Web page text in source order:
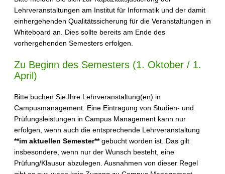
Lehrveranstaltungen am Institut für Informatik und der damit
einhergehenden Qualitätssicherung für die Veranstaltungen in
Whiteboard an. Dies sollte bereits am Ende des
vorhergehenden Semesters erfolgen.
Zu Beginn des Semesters (1. Oktober / 1.
April)
Bitte buchen Sie Ihre Lehrveranstaltung(en) in
Campusmanagement. Eine Eintragung von Studien- und
Prüfungsleistungen in Campus Management kann nur
erfolgen, wenn auch die entsprechende Lehrveranstaltung
**im aktuellen Semester**gebucht worden ist. Das gilt
insbesondere, wenn nur der Wunsch besteht, eine
Prüfung/Klausur abzulegen. Ausnahmen von dieser Regel